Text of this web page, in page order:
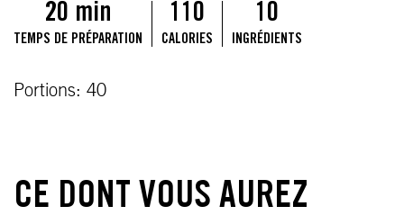
20 min
TEMPS DE PRÉPARATION
110
CALORIES
10
INGRÉDIENTS
Portions: 40
CE DONT VOUS AUREZ